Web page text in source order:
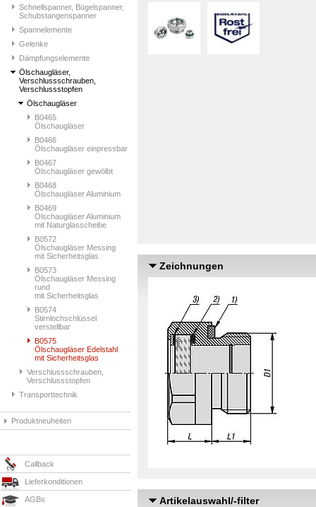
Schnellspanner, Bügelspanner,
Schubstangenspanner
Spannelemente
Gelenke
Dämpfungselemente
Ölschaugläser,
Verschlussschrauben,
Verschlussstopfen
Ölschaugläser
B0465
Ölschaugläser
B0466
Ölschaugläser einpressbar
B0467
Ölschaugläser gewölbt
B0468
Ölschaugläser Aluminium
B0469
Ölschaugläser Aluminium
mit Naturglasscheibe
B0572
Ölschaugläser Messing
mit Sicherheitsglas
B0573
Ölschaugläser Messing
rund
mit Sicherheitsglas
B0574
Stirnlochschlüssel
verstellbar
B0575
Ölschaugläser Edelstahl
mit Sicherheitsglas
Verschlussschrauben,
Verschlussstopfen
Transporttechnik
Produktneuheiten
Callback
Lieferkonditionen
AGBs
Zeichnungen
Artikelauswahl/-filter